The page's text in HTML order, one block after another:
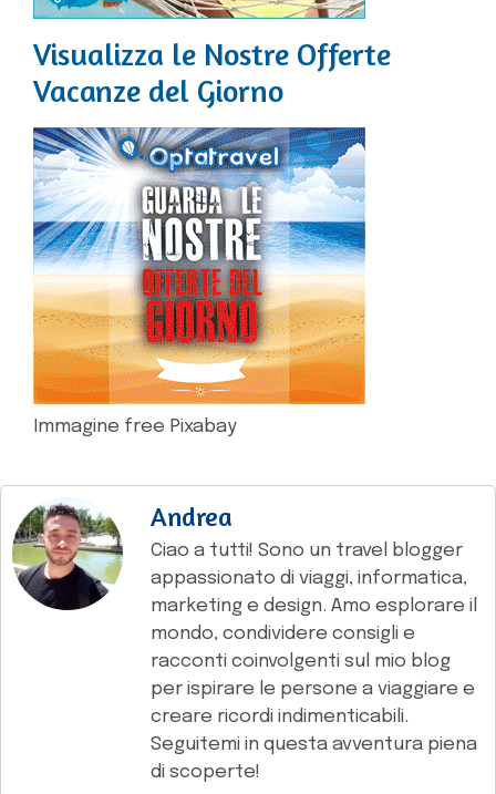
Visualizza le Nostre Offerte
Vacanze del Giorno
Immagine free Pixabay
Andrea
Ciao a tutti! Sono un travel blogger
appassionato di viaggi, informatica,
marketing e design. Amo esplorare il
mondo, condividere consigli e
racconti coinvolgenti sul mio blog
per ispirare le persone a viaggiare e
creare ricordi indimenticabili.
Seguitemi in questa avventura piena
di scoperte!